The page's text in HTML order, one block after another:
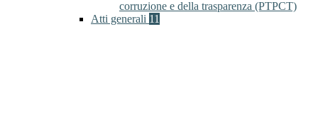
corruzione e della trasparenza (PTPCT)
Atti generali 11